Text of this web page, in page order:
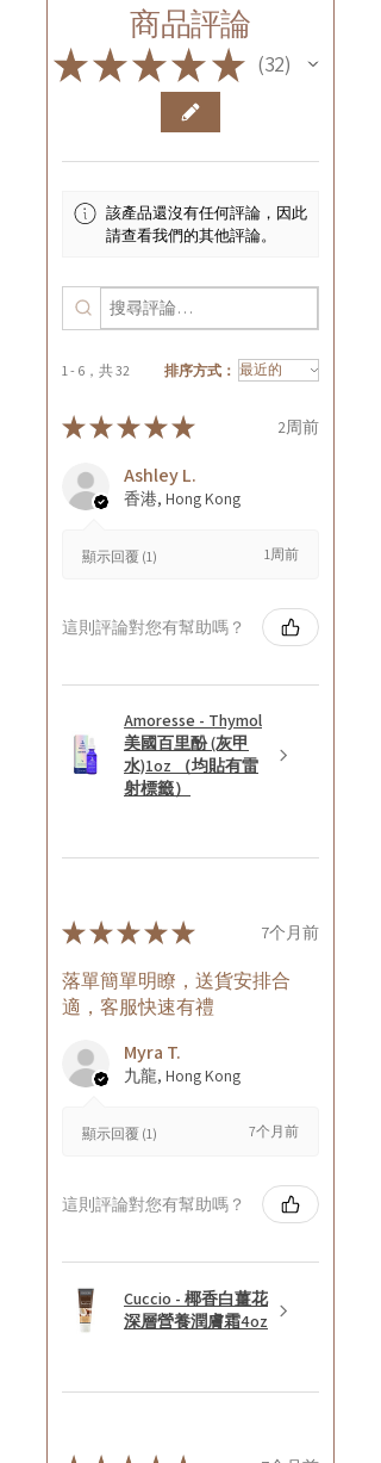
商品評論
★★★★★ 32
32
該產品還沒有任何評論，因此
請查看我們的其他評論。
1 - 6，共 32 排序方式：
★★★★★ 2周前
Ashley L.
香港, Hong Kong
顯示回覆 (1) 1周前
這則評論對您有幫助嗎？
Amoresse - Thymol
美國百里酚 (灰甲
水)1oz （均貼有雷
射標籤）
★★★★★ 7个月前
落單簡單明瞭，送貨安排合
適，客服快速有禮
Myra T.
九龍, Hong Kong
顯示回覆 (1) 7个月前
這則評論對您有幫助嗎？
Cuccio - 椰香白薑花
深層營養潤膚霜4oz